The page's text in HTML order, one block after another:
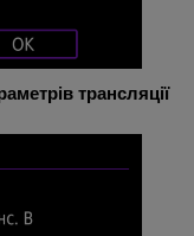
трансляції